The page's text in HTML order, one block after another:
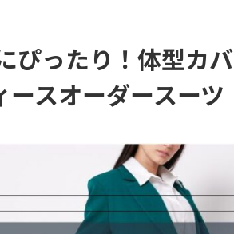
ぴったり！体型カ
ースオーダースーツ